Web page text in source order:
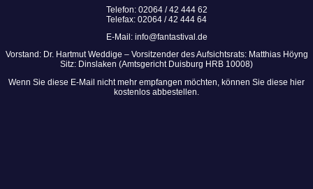
Telefon: 02064 / 42 444 62
Telefax: 02064 / 42 444 64
E-Mail: info@fantastival.de
Vorstand: Dr. Hartmut Weddige – Vorsitzender des Aufsichtsrats: Matthias Höyng
Sitz: Dinslaken (Amtsgericht Duisburg HRB 10008)
Wenn Sie diese E-Mail nicht mehr empfangen möchten, können Sie diese hier
kostenlos abbestellen.